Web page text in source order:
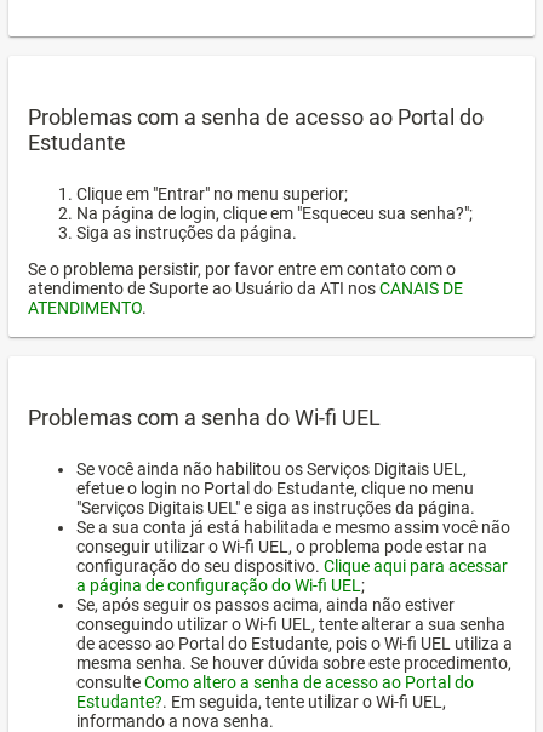
Problemas com a senha de acesso ao Portal do
Estudante
Clique em "Entrar" no menu superior;
Na página de login, clique em "Esqueceu sua senha?";
Siga as instruções da página.
Se o problema persistir, por favor entre em contato com o
atendimento de Suporte ao Usuário da ATI nosCANAIS DE
ATENDIMENTO.
Problemas com a senha do Wi-fi UEL
Se você ainda não habilitou os Serviços Digitais UEL,
efetue o login no Portal do Estudante, clique no menu
"Serviços Digitais UEL" e siga as instruções da página.
Se a sua conta já está habilitada e mesmo assim você não
conseguir utilizar o Wi-fi UEL, o problema pode estar na
configuração do seu dispositivo. Clique aqui para acessar
a página de configuração do Wi-fi UEL ;
Se, após seguir os passos acima, ainda não estiver
conseguindo utilizar o Wi-fi UEL, tente alterar a sua senha
de acesso ao Portal do Estudante, pois o Wi-fi UEL utiliza a
mesma senha. Se houver dúvida sobre este procedimento,
consulteComo altero a senha de acesso ao Portal do
Estudante?. Em seguida, tente utilizar o Wi-fi UEL,
informando a nova senha.